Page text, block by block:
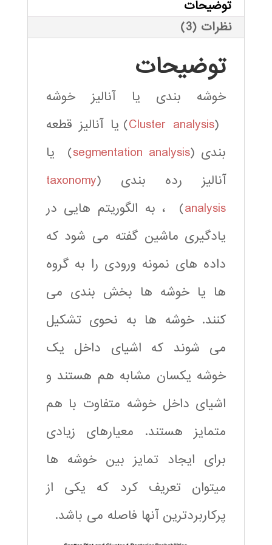
توضیحات
نظرات (3)
توضیحات
خوشه بندی یا آنالیز خوشه
(
Cluster analysis) یا آنالیز قطعه
بندی (segmentation analysis) یا
آنالیز رده بندی (taxonomy
analysis) ، به الگوریتم هایی در
یادگیری ماشین گفته می شود که
داده های نمونه ورودی را به گروه
ها یا خوشه ها بخش بندی می
کنند. خوشه ها به نحوی تشکیل
می شوند که اشیای داخل یک
خوشه یکسان مشابه هم هستند و
اشیای داخل خوشه متفاوت با هم
متمایز هستند. معیارهای زیادی
برای ایجاد تمایز بین خوشه ها
میتوان تعریف کرد که یکی از
پرکاربردترین آنها فاصله می باشد.